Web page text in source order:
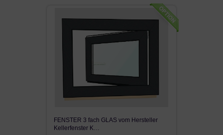
FENSTER 3 fach GLAS vom Hersteller
Kellerfenster K…